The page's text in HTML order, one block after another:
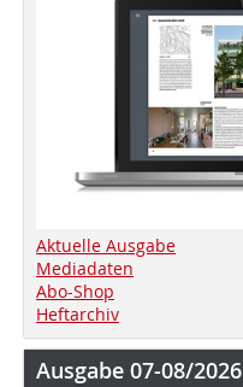
Aktuelle Ausgabe
Mediadaten
Abo-Shop
Heftarchiv
Ausgabe 07-08/2026